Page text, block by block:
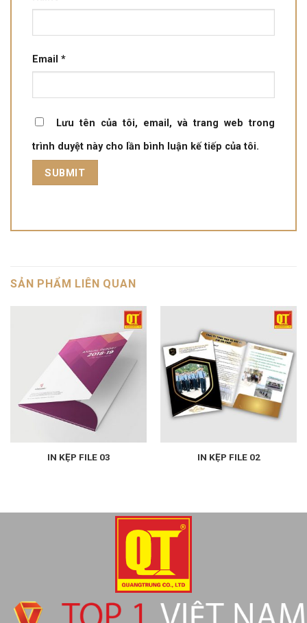
Email *
Lưu tên của tôi, email, và trang web trong
trình duyệt này cho lần bình luận kế tiếp của tôi.
SẢN PHẨM LIÊN QUAN
IN KẸP FILE 03 IN KẸP FILE 02